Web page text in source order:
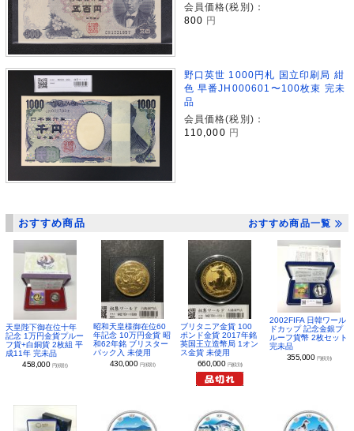
会員価格(税別)：
800 円
野口英世 1000円札 国立印刷局 紺
色 早番JH000601〜100枚束 完未
品
会員価格(税別)：
110,000 円
おすすめ商品 おすすめ商品一覧
天皇陛下御在位十年
記念 1万円金貨プルー
フ貨+白銅貨 2枚組 平
成11年 完未品
458,000 円(税別)
昭和天皇様御在位60
年記念 10万円金貨 昭
和62年銘 ブリスター
パック入 未使用
430,000 円(税別)
ブリタニア金貨 100
ポンド金貨 2017年銘
英国王立造幣局 1オン
ス金貨 未使用
660,000 円(税別)
2002FIFA 日韓ワール
ドカップ 記念金銀プ
ルーフ貨幣 2枚セット
完未品
355,000 円(税別)